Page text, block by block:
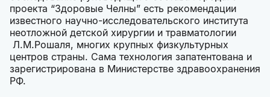
проекта “Здоровые Челны” есть рекомендации
известного научно-исследовательского института
неотложной детской хирургии и травматологии
Л.М.Рошаля, многих крупных физкультурных
центров страны. Сама технология запатентована и
зарегистрирована в Министерстве здравоохранения
РФ.